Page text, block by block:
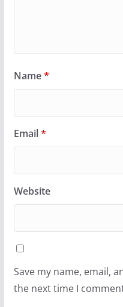
Name*
Email*
Website
Save my name, email,
the next time I